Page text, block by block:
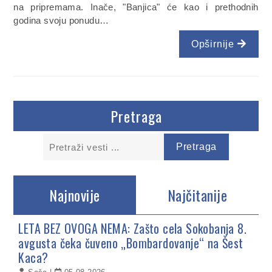
na pripremama. Inače, "Banjica" će kao i prethodnih
godina svoju ponudu…
Opširnije
Pretraga
Najnovije Najčitanije
LETA BEZ OVOGA NEMA: Zašto cela Sokobanja 8.
avgusta čeka čuveno „Bombardovanje“ na Šest
Kaca?